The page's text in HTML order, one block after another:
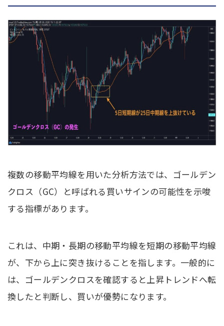
複数の移動平均線を用いた分析方法では、ゴールデン
クロス（GC）と呼ばれる買いサインの可能性を示唆
する指標があります。
これは、中期・長期の移動平均線を短期の移動平均線
が、下から上に突き抜けることを指します。一般的に
は、ゴールデンクロスを確認すると上昇トレンドへ転
換したと判断し、買いが優勢になります。